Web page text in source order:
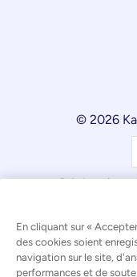
© 2026
Déclaration
En cliquant sur «
des cookies soient
navigation sur le site,
performances et de